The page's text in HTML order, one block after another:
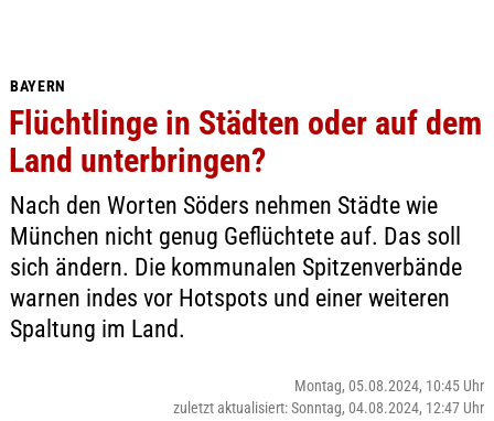
BAYERN
Flüchtlinge in Städten oder auf dem
Land unterbringen?
Nach den Worten Söders nehmen Städte wie
München nicht genug Geflüchtete auf. Das soll
sich ändern. Die kommunalen Spitzenverbände
warnen indes vor Hotspots und einer weiteren
Spaltung im Land.
Montag, 05.08.2024, 10:45 Uhr
zuletzt aktualisiert: Sonntag, 04.08.2024, 12:47 Uhr